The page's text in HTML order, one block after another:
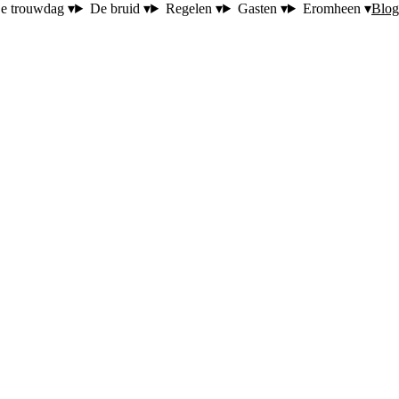
trouwdag ▾ De bruid ▾ Regelen ▾ Gasten ▾ Eromheen ▾Blog